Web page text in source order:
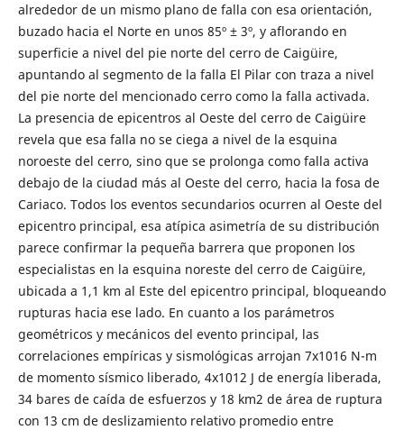
alrededor de un mismo plano de falla con esa orientación,
buzado hacia el Norte en unos 85º ± 3º, y aflorando en
superficie a nivel del pie norte del cerro de Caigüire,
apuntando al segmento de la falla El Pilar con traza a nivel
del pie norte del mencionado cerro como la falla activada.
La presencia de epicentros al Oeste del cerro de Caigüire
revela que esa falla no se ciega a nivel de la esquina
noroeste del cerro, sino que se prolonga como falla activa
debajo de la ciudad más al Oeste del cerro, hacia la fosa de
Cariaco. Todos los eventos secundarios ocurren al Oeste del
epicentro principal, esa atípica asimetría de su distribución
parece confirmar la pequeña barrera que proponen los
especialistas en la esquina noreste del cerro de Caigüire,
ubicada a 1,1 km al Este del epicentro principal, bloqueando
rupturas hacia ese lado. En cuanto a los parámetros
geométricos y mecánicos del evento principal, las
correlaciones empíricas y sismológicas arrojan 7x1016 N-m
de momento sísmico liberado, 4x1012 J de energía liberada,
34 bares de caída de esfuerzos y 18 km2 de área de ruptura
con 13 cm de deslizamiento relativo promedio entre